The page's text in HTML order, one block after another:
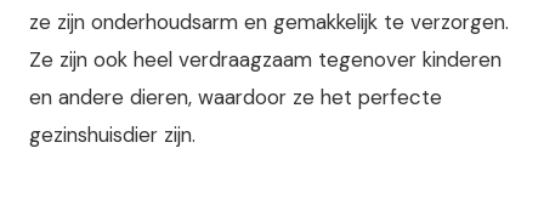
ze zijn onderhoudsarm en gemakkelijk te verzorgen.
Ze zijn ook heel verdraagzaam tegenover kinderen
en andere dieren, waardoor ze het perfecte
gezinshuisdier zijn.